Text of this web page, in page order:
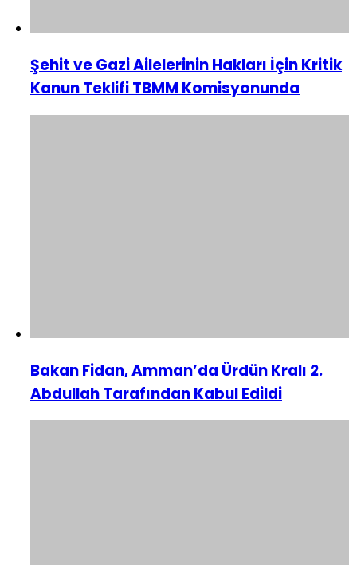
Şehit ve Gazi Ailelerinin Hakları İçin Kritik
Kanun Teklifi TBMM Komisyonunda
Bakan Fidan, Amman’da Ürdün Kralı 2.
Abdullah Tarafından Kabul Edildi